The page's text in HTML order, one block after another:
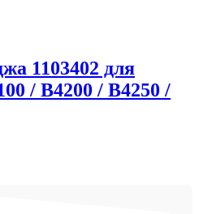
1103402 для
/ B4200 / B4250 /